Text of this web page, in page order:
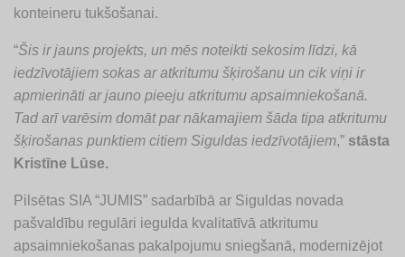
konteineru tukšošanai.
“Šis ir jauns projekts, un mēs noteikti sekosim līdzi, kā
iedzīvotājiem sokas ar atkritumu šķirošanu un cik viņi ir
apmierināti ar jauno pieeju atkritumu apsaimniekošanā.
Tad arī varēsim domāt par nākamajiem šāda tipa atkritumu
šķirošanas punktiem citiem Siguldas iedzīvotājiem,” stāsta
Kristīne Lūse.
Pilsētas SIA “JUMIS” sadarbībā ar Siguldas novada
pašvaldību regulāri iegulda kvalitatīvā atkritumu
apsaimniekošanas pakalpojumu sniegšanā, modernizējot